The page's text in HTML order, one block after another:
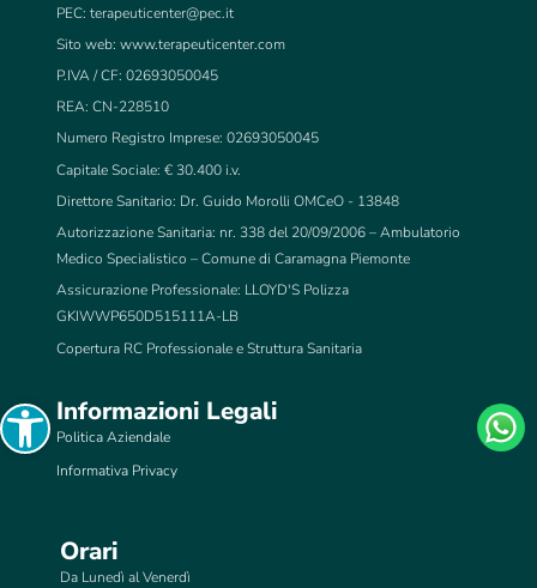
PEC:terapeuticenter@pec.it
Sito web: www.terapeuticenter.com
P.IVA / CF: 02693050045
REA: CN-228510
Numero Registro Imprese: 02693050045
Capitale Sociale: € 30.400 i.v.
Direttore Sanitario: Dr. Guido Morolli OMCeO - 13848
Autorizzazione Sanitaria: nr. 338 del 20/09/2006 – Ambulatorio
Medico Specialistico – Comune di Caramagna Piemonte
Assicurazione Professionale: LLOYD'S Polizza
GKIWWP650D515111A-LB
Copertura RC Professionale e Struttura Sanitaria
Informazioni Legali
Politica Aziendale
Informativa Privacy
Orari
Da Lunedì al Venerdì
Open toolbar